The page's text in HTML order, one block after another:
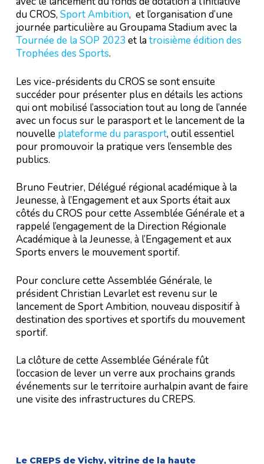
du CROS, Sport Ambition, et l’organisation d’une
journée particulière au Groupama Stadium avec la
Tournée de la SOP 2023 et latroisième édition des
Trophées des Sports.
Les vice-présidents du CROS se sont ensuite
succéder pour présenter plus en détails les actions
qui ont mobilisé l’association tout au long de l’année
avec un focus sur le parasport et le lancement de la
nouvelle plateforme du parasport, outil essentiel
pour promouvoir la pratique vers l’ensemble des
publics.
Bruno Feutrier, Délégué régional académique à la
Jeunesse, à l’Engagement et aux Sports était aux
côtés du CROS pour cette Assemblée Générale et a
rappelé l’engagement de la Direction Régionale
Académique à la Jeunesse, à l’Engagement et aux
Sports envers le mouvement sportif.
Pour conclure cette Assemblée Générale, le
président Christian Levarlet est revenu sur le
lancement de Sport Ambition, nouveau dispositif à
destination des sportives et sportifs du mouvement
sportif.
La clôture de cette Assemblée Générale fût
l’occasion de lever un verre aux prochains grands
événements sur le territoire aurhalpin avant de faire
une visite des infrastructures du CREPS.
Le CREPS de Vichy, vitrine de la haute